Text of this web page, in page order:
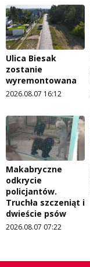
Ulica Biesak
zostanie
wyremontowana
2026.08.07 16:12
Makabryczne
odkrycie
policjantów.
Truchła szczeniąt i
dwieście psów
2026.08.07 07:22